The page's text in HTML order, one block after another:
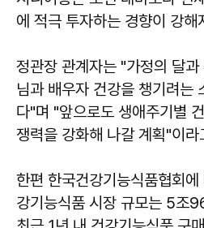
에 적극 투자하는 경향이 강해
정관장 관계자는 "가정의 달
님과 배우자 건강을 챙기려는
다"며 "앞으로도 생애주기별
쟁력을 강화해 나갈 계획"이라
한편 한국건강기능식품협회
강기능식품 시장 규모는 5조